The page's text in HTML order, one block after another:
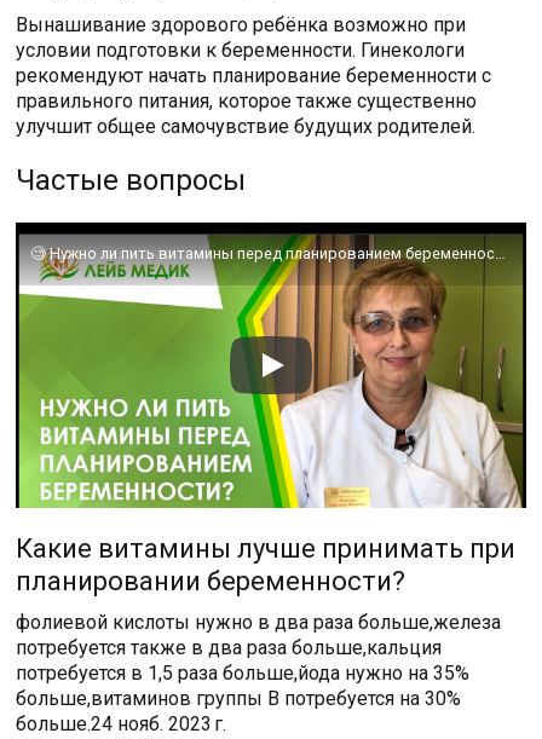
Вынашивание здорового ребёнка возможно при
условии подготовки к беременности. Гинекологи
рекомендуют начать планирование беременности с
правильного питания, которое также существенно
улучшит общее самочувствие будущих родителей.
Частые вопросы
Какие витамины лучше принимать при
планировании беременности?
фолиевой кислоты нужно в два раза больше,железа
потребуется также в два раза больше,кальция
потребуется в 1,5 раза больше,йода нужно на 35%
больше,витаминов группы В потребуется на 30%
больше.24 нояб. 2023 г.